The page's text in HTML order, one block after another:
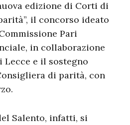
edizione di Corti di
il concorso ideato
Pari
in collaborazione
Lecce e il sostegno
di parità, con
Salento, infatti, si